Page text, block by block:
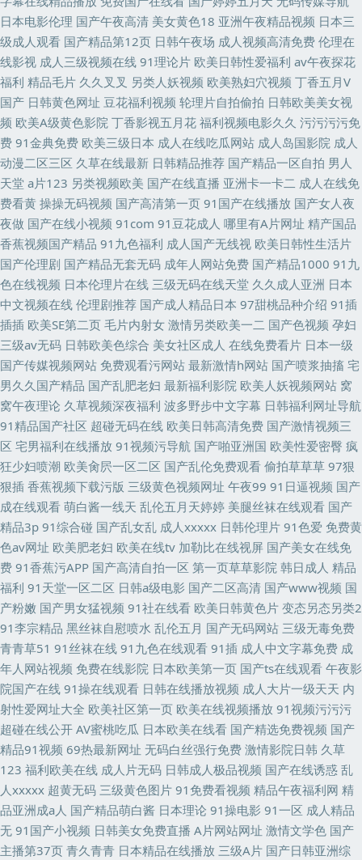
日本电影伦理 国产午夜高清 美女黄色18 亚洲午夜精品视频 日本三
级成人观看 国产精品第12页 日韩午夜场 成人视频高清免费 伦理在
线影视 成人三级视频在线 91理论片 欧美日韩性爱福利 av午夜探花
福利 精品毛片 久久叉叉 另类人妖视频 欧美熟妇穴视频 丁香五月V
国产 日韩黄色网址 豆花福利视频 轮理片自拍偷拍 日韩欧美美女视
频 欧美A级黄色影院 丁香影视五月花 福利视频电影久久 污污污污免
费 91金典免费 欧美三级日本 成人在线吃瓜网站 成人岛国影院 成人
动漫二区三区 久草在线最新 日韩精品推荐 国产精品一区自拍 男人
天堂 a片123 另类视频欧美 国产在线直播 亚洲卡一卡二 成人在线免
费看黄 操操无码视频 国产高清第一页 91国产在线播放 国产女人夜
夜做 国产在线小视频 91com 91豆花成人 哪里有A片网址 精产国品
香蕉视频国产精品 91九色福利 成人国产无线视 欧美日韩性生活片
国产伦理剧 国产精品无套无码 成年人网站免费 国产精品1000 91九
色在线视频 日本伦理片在线 三级无码在线天堂 久久成人亚洲 日本
中文视频在线 伦理剧推荐 国产成人精品日本 97甜桃品种介绍 91插
插插 欧美SE第二页 毛片内射女 激情另类欧美一二 国产色视频 孕妇
三级av无码 日韩欧美色综合 美女社区成人 在线免费看片 日本一级
国产传媒视频网站 免费观看污网站 最新激情h网站 国产喷浆抽搐 宅
男久久国产精品 国产乱肥老妇 最新福利影院 欧美人妖视频网站 窝
窝午夜理论 久草视频深夜福利 波多野步中文字幕 日韩福利网址导航
91精品国产社区 超碰无码在线 欧美日韩高清免费 国产激情视频三
区 宅男福利在线播放 91视频污导航 国产啪亚洲国 欧美性爱密臀 疯
狂少妇喷潮 欧美肏屄一区二区 国产乱伦免费观看 偷拍草草草 97狠
狠插 香蕉视频下载污版 三级黄色视频网址 午夜99 91日逼视频 国产
成在线观看 萌白酱一线天 乱伦五月天婷婷 美腿丝袜在线观看 国产
精品3p 91综合碰 国产乱女乱 成人xxxxx 日韩伦理片 91色爱 免费黄
色av网址 欧美肥老妇 欧美在线tv 加勒比在线视屏 国产美女在线免
费 91香蕉污APP 国产高清自拍一区 第一页草草影院 韩日成人 精品
福利 91天堂一区二区 日韩a级电影 国产二区高清 国产www视频 国
产粉嫩 国产男女猛视频 91社在线看 欧美日韩黄色片 变态另态另类2
91李宗精品 黑丝袜自慰喷水 乱伦五月 国产无码网站 三级无毒免费
青青草51 91丝袜在线 91九色在线观看 91插 成人中文字幕免费 成
年人网站视频 免费在线影院 日本欧美第一页 国产ts在线观看 午夜影
院国产在线 91操在线观看 日韩在线播放视频 成人大片一级天天 内
射性爱网址大全 欧美社区第一页 欧美在线视频播放 91视频污污污
超碰在线公开 AV蜜桃吃瓜 日本欧美在线看 国产精选免费视频 国产
精品91视频 69热最新网址 无码白丝强行免费 激情影院日韩 久草
123 福利欧美在线 成人片无码 日韩成人极品视频 国产在线诱惑 乱
人xxxxx 超黄无码 三级黄色图片 91免费看视频 精品午夜福利网 精
品亚洲成a人 国产精品萌白酱 日本理论 91操电影 91一区 成人精品
无 91国产小视频 日韩美女免费直播 A片网站网址 激情文学色 国产
主播第37页 青久青青 日本精品在线播放 三级A片 国产日韩亚洲综